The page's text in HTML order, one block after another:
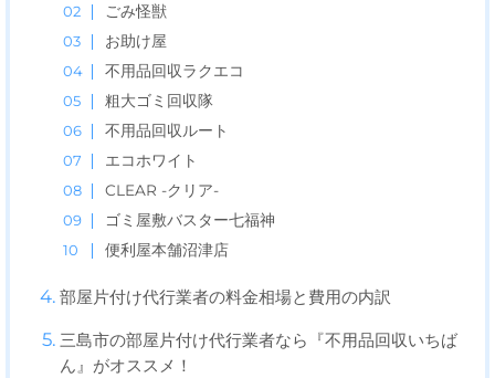
ごみ怪獣
お助け屋
不用品回収ラクエコ
粗大ゴミ回収隊
不用品回収ルート
エコホワイト
CLEAR -クリア-
ゴミ屋敷バスター七福神
便利屋本舗沼津店
部屋片付け代行業者の料金相場と費用の内訳
三島市の部屋片付け代行業者なら『不用品回収いちば
ん』がオススメ！